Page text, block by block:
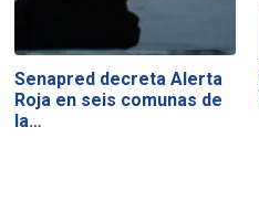
Senapred decreta Alerta
Roja en seis comunas de
la…